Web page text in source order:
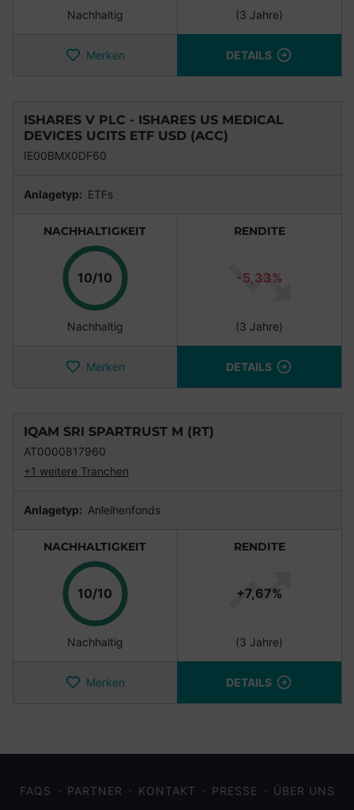
Nachhaltig (3 Jahre)
Merken DETAILS
ISHARES V PLC - ISHARES US MEDICAL
DEVICES UCITS ETF USD (ACC)
IE00BMX0DF60
Anlagetyp: ETFs
NACHHALTIGKEIT
10/10 Punkte
Nachhaltig
RENDITE
-5,33%
(3 Jahre)
Merken DETAILS
IQAM SRI SPARTRUST M (RT)
AT0000817960
+1 weitere Tranchen
Anlagetyp: Anleihenfonds
NACHHALTIGKEIT
10/10 Punkte
Nachhaltig
RENDITE
+7,67%
(3 Jahre)
Merken DETAILS
FAQS PARTNER KONTAKT PRESSE ÜBER UNS